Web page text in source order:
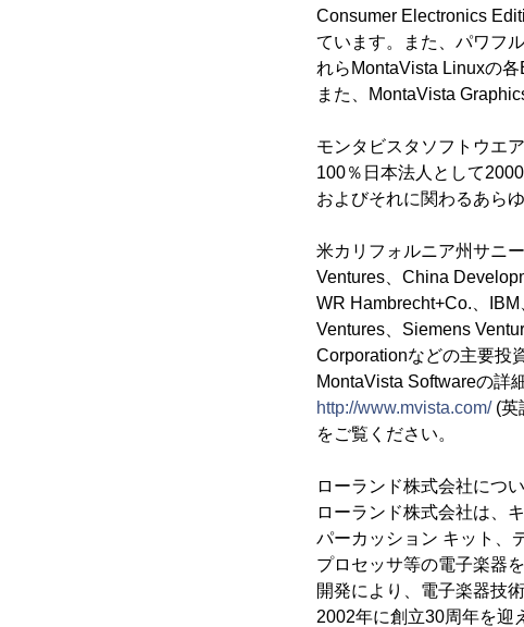
Consumer Electronics
ています。また、パワフ
れらMontaVista Linuxの
また、MontaVista
モンタビスタソフトウエ
100％日本法人として
およびそれに関わるあら
米カリフォルニア州サニ
Ventures、China
WR Hambrecht+Co.、
Ventures、Siemens
Corporationなどの主要投
MontaVista Softwareの詳
http://www.mvista.com/(英
をご覧ください。
ローランド株式会社につ
ローランド株式会社は、
パーカッション キット、
プロセッサ等の電子楽器
開発により、電子楽器技
2002年に創立30周年を迎